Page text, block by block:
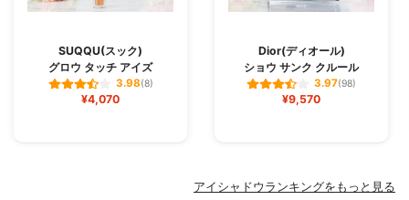
SUQQU(スック)
グロウ タッチ アイズ
3.98(8)
¥4,070
Dior(ディオール)
ショウ サンク クルール
3.97(98)
¥9,570
アイシャドウランキングをもっと見る